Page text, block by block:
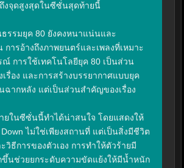
งจุดสูงสุดในซีซั่นสุดท้ายนี้
รรมยุค 80 ยังคงหนาแน่นและ
การอ้างถึงภาพยนตร์และเพลงที่เหมาะ
การใช้เทคโนโลยียุค 80 เป็นส่วน
รื่อง และการสร้างบรรยากาศแบบยุค
ฉากหลัง แต่เป็นส่วนสำคัญของเรื่อง
ยในซีซั่นนี้ทำได้น่าสนใจ โดยแสดงให้
Down ไม่ใช่เพียงสถานที่ แต่เป็นสิ่งมีชีวิต
วิธีการของตัวเอง การทำให้ตัวร้ายมี
ขึ้นช่วยยกระดับความขัดแย้งให้มีน้ำหนัก